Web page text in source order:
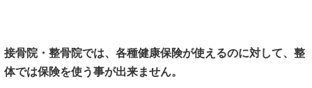
接骨院・整骨院では、各種健康保険が使えるのに対して、整
体では保険を使う事が出来ません。